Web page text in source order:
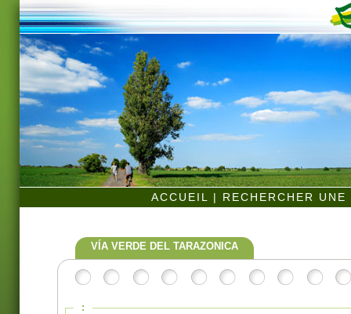
ACCUEIL | RECHERCHER
VÍA VERDE DEL TARAZONICA
: